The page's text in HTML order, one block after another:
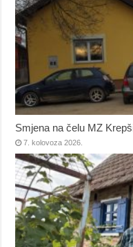
Smjena na čelu MZ
7. kolovoza 2026.